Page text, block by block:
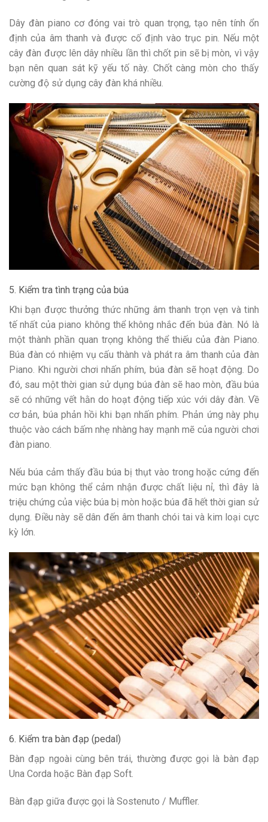
Dây đàn piano cơ đóng vai trò quan trọng, tạo nên tính ổn
định của âm thanh và được cố định vào trục pin. Nếu một
cây đàn được lên dây nhiều lần thì chốt pin sẽ bị mòn, vì vậy
bạn nên quan sát kỹ yếu tố này. Chốt càng mòn cho thấy
cường độ sử dụng cây đàn khá nhiều.
5. Kiểm tra tình trạng của búa
Khi bạn được thưởng thức những âm thanh trọn vẹn và tinh
tế nhất của piano không thể không nhắc đến búa đàn. Nó là
một thành phần quan trọng không thể thiếu của đàn Piano.
Búa đàn có nhiệm vụ cấu thành và phát ra âm thanh của đàn
Piano. Khi người chơi nhấn phím, búa đàn sẽ hoạt động. Do
đó, sau một thời gian sử dụng búa đàn sẽ hao mòn, đầu búa
sẽ có những vết hằn do hoạt động tiếp xúc với dây đàn. Về
cơ bản, búa phản hồi khi bạn nhấn phím. Phản ứng này phụ
thuộc vào cách bấm nhẹ nhàng hay mạnh mẽ của người chơi
đàn piano.
Nếu búa cảm thấy đầu búa bị thụt vào trong hoặc cứng đến
mức bạn không thể cảm nhận được chất liệu nỉ, thì đây là
triệu chứng của việc búa bị mòn hoặc búa đã hết thời gian sử
dụng. Điều này sẽ dân đến âm thanh chói tai và kim loại cực
kỳ lớn.
6. Kiểm tra bàn đạp (pedal)
Bàn đạp ngoài cùng bên trái, thường được gọi là bàn đạp
Una Corda hoặc Bàn đạp Soft.
Bàn đạp giữa được gọi là Sostenuto / Muffler.